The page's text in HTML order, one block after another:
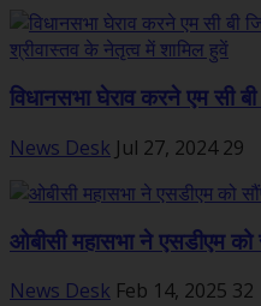
विधानसभा घेराव करने एम सी
News Desk Jul 27, 2024 29
ओबीसी महासभा ने एसडीएम को
News Desk Feb 14, 2025 32